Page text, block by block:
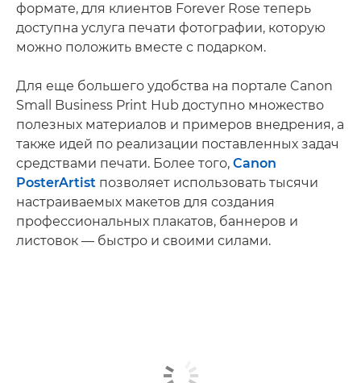
формате, для клиентов Forever Rose теперь
доступна услуга печати фотографии, которую
можно положить вместе с подарком.
Для еще большего удобства на портале Canon
Small Business Print Hub доступно множество
полезных материалов и примеров внедрения, а
также идей по реализации поставленных задач
средствами печати. Более того, Canon
PosterArtist позволяет использовать тысячи
настраиваемых макетов для создания
профессиональных плакатов, баннеров и
листовок — быстро и своими силами.